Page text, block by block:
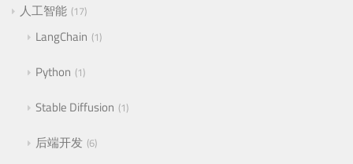
人工智能 17
LangChain 1
Python 1
Stable Diffusion 1
后端开发 6